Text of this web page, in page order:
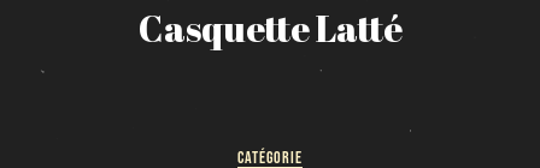
CasquetteLatté
CATÉGORIE